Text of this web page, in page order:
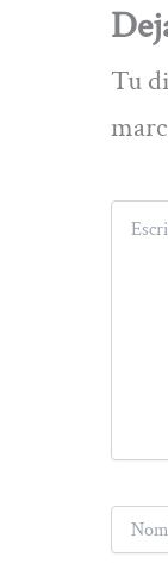
Tu
Escribe
aquí...
Nombre*